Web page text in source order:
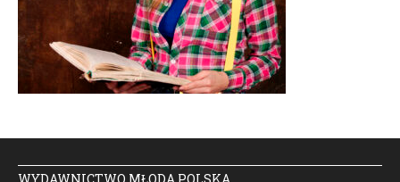
WYDAWNICTWO MŁODA POLSKA